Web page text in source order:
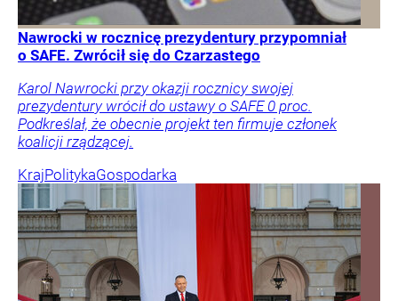
Nawrocki w rocznicę prezydentury przypomniał
o SAFE. Zwrócił się do Czarzastego
Karol Nawrocki przy okazji rocznicy swojej
prezydentury wrócił do ustawy o SAFE 0 proc.
Podkreślał, że obecnie projekt ten firmuje członek
koalicji rządzącej.
KrajPolitykaGospodarka